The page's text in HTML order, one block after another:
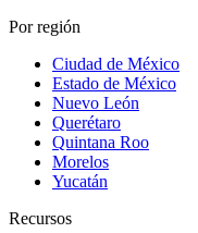
Por región
Ciudad de México
Estado de México
Nuevo León
Querétaro
Quintana Roo
Morelos
Yucatán
Recursos